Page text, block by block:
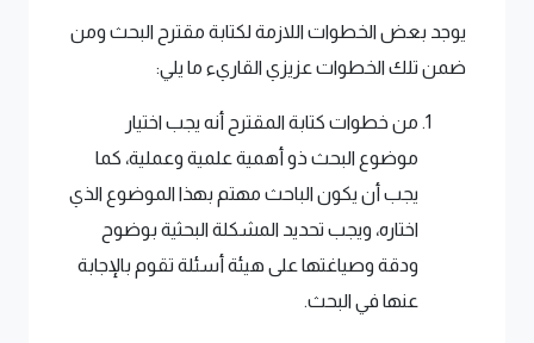
يوجد بعض الخطوات اللازمة لكتابة مقترح البحث ومن
ضمن تلك الخطوات عزيزي القاريء ما يلي:
من خطوات كتابة المقترح أنه يجب اختيار
موضوع البحث ذو أهمية علمية وعملية، كما
يجب أن يكون الباحث مهتم بهذا الموضوع الذي
اختاره، ويجب تحديد المشكلة البحثية بوضوح
ودقة وصياغتها على هيئة أسئلة تقوم بالإجابة
عنها في البحث.